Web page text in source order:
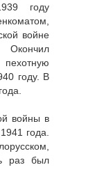
году
войне
году. В
войны в
года.
раз был